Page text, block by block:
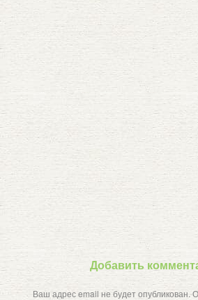
Добавить
Ваш адрес email не будет опубликован.